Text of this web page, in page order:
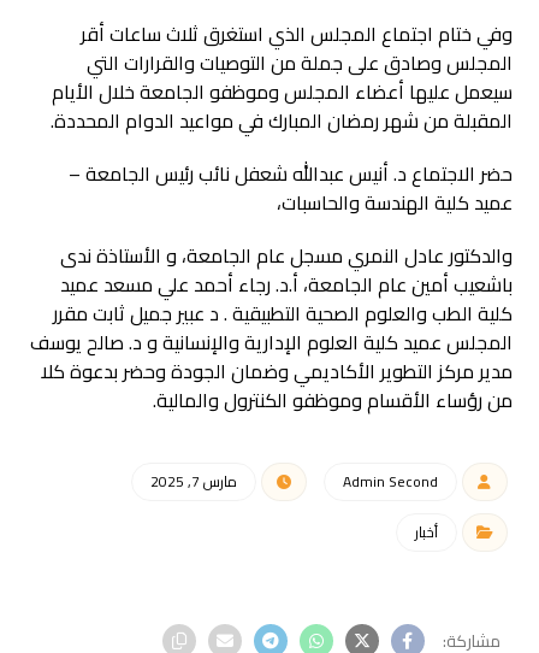
وفي ختام اجتماع المجلس الذي استغرق ثلاث ساعات أقر
المجلس وصادق على جملة من التوصيات والقرارات التي
سيعمل عليها أعضاء المجلس وموظفو الجامعة خلال الأيام
المقبلة من شهر رمضان المبارك في مواعيد الدوام المحددة.
حضر الاجتماع د. أنيس عبدالله شعفل نائب رئيس الجامعة –
عميد كلية الهندسة والحاسبات،
والدكتور عادل النمري مسجل عام الجامعة، و الأستاذة ندى
باشعيب أمين عام الجامعة، أ.د. رجاء أحمد علي مسعد عميد
كلية الطب والعلوم الصحية التطبيقية . د عبير جميل ثابت مقرر
المجلس عميد كلية العلوم الإدارية والإنسانية و د. صالح يوسف
مدير مركز التطوير الأكاديمي وضمان الجودة وحضر بدعوة كلا
من رؤساء الأقسام وموظفو الكنترول والمالية.
Admin Second
مارس 7, 2025
أخبار